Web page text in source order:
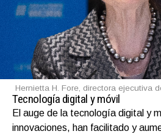
Hernietta H. Fore, directora ejecutiva
Tecnología digital y móvil
El auge de la tecnología digital y
innovaciones, han facilitado y